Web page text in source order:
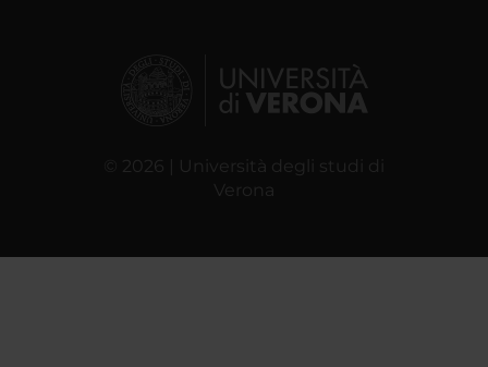
© 2026 | Università degli studi di
Verona